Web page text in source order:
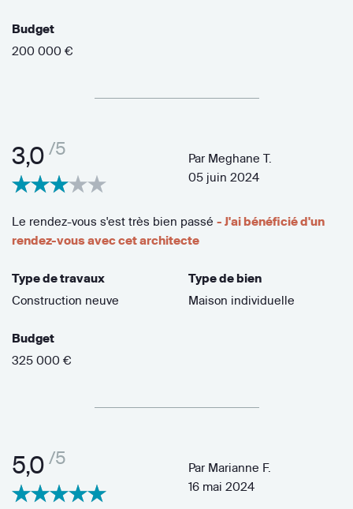
Budget
200 000 €
3,0 /5 Par Meghane T.
05 juin 2024
Le rendez-vous s'est très bien passé - J'ai bénéficié d'un
rendez-vous avec cet architecte
Type de travaux
Construction neuve
Type de bien
Maison individuelle
Budget
325 000 €
5,0 /5 Par Marianne F.
16 mai 2024